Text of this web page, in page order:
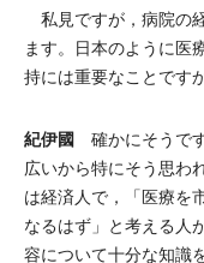
私見ですが，病院の
ます。日本のように医
持には重要なことです
紀伊國 確かにそうで
広いから特にそう思わ
は経済人で，「医療を
なるはず」と考える人
容について十分な知識